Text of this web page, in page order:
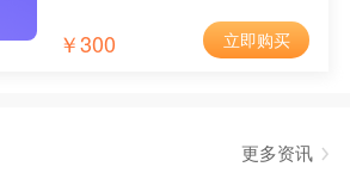
￥300 立即购买
更多资讯